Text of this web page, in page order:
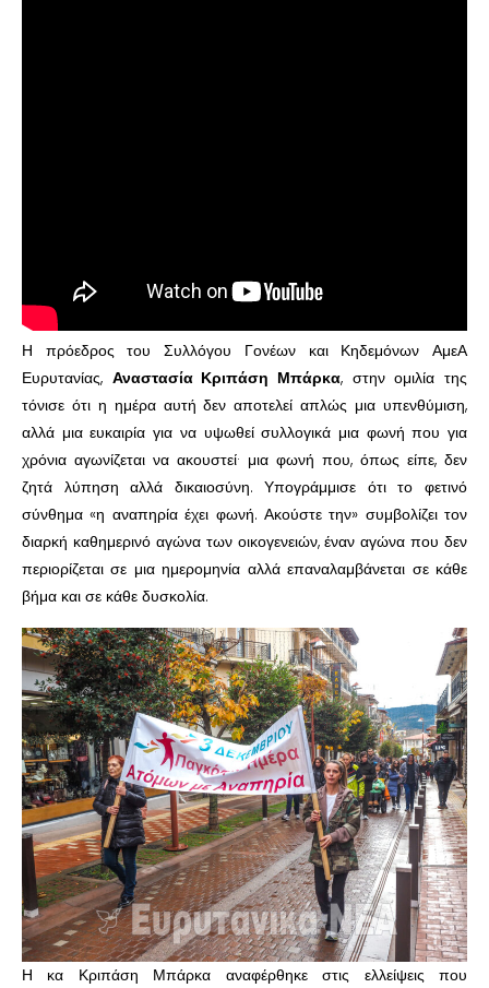
Η πρόεδρος του Συλλόγου Γονέων και Κηδεμόνων ΑμεΑ
Ευρυτανίας, Αναστασία Κριπάση Μπάρκα, στην ομιλία της
τόνισε ότι η ημέρα αυτή δεν αποτελεί απλώς μια υπενθύμιση,
αλλά μια ευκαιρία για να υψωθεί συλλογικά μια φωνή που για
χρόνια αγωνίζεται να ακουστεί· μια φωνή που, όπως είπε, δεν
ζητά λύπηση αλλά δικαιοσύνη. Υπογράμμισε ότι το φετινό
σύνθημα «η αναπηρία έχει φωνή. Ακούστε την» συμβολίζει τον
διαρκή καθημερινό αγώνα των οικογενειών, έναν αγώνα που δεν
περιορίζεται σε μια ημερομηνία αλλά επαναλαμβάνεται σε κάθε
βήμα και σε κάθε δυσκολία.
Η κα Κριπάση Μπάρκα αναφέρθηκε στις ελλείψεις που